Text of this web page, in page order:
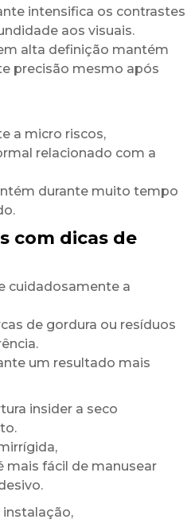
intensifica os contrastes
aos visuais.
alta definição mantém
precisão mesmo após
a micro riscos,
relacionado com a
durante muito tempo
com dicas de
cuidadosamente a
de gordura ou resíduos
um resultado mais
insider a seco
mais fácil de manusear
instalação,